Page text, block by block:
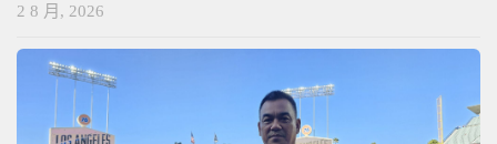
2 8 月, 2026